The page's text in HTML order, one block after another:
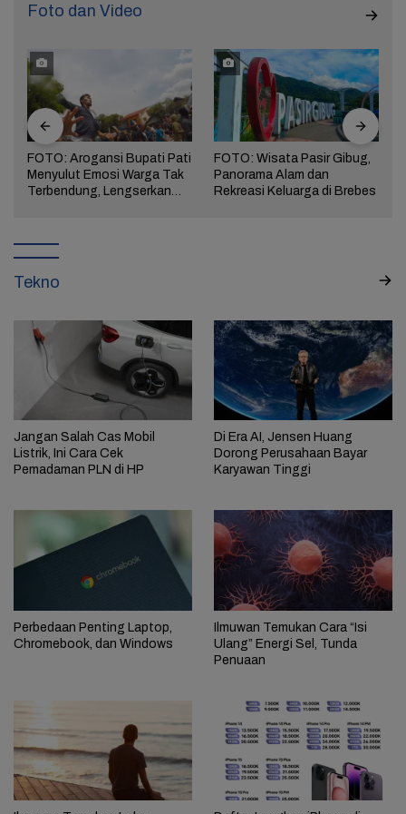
Foto dan Video
FOTO: Arogansi Bupati Pati
Menyulut Emosi Warga Tak
Terbendung, Lengserkan
FOTO: Wisata Pasir Gibug,
Panorama Alam dan
Rekreasi Keluarga di Brebes
Tekno
Jangan Salah Cas Mobil
Listrik, Ini Cara Cek
Pemadaman PLN di HP
Di Era AI, Jensen Huang
Dorong Perusahaan Bayar
Karyawan Tinggi
Perbedaan Penting Laptop,
Chromebook, dan Windows
Ilmuwan Temukan Cara “Isi
Ulang” Energi Sel, Tunda
Penuaan